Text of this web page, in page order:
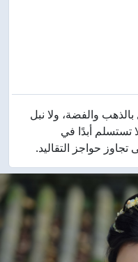
بالذهب والفضة، ولا نبل
تستسلم أبدًا في
تجاوز حواجز التقاليد.